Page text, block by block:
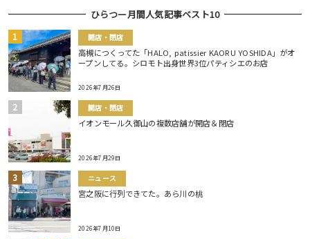
ひらつー月間人気記事ベスト10
開店・閉店
高槻につくってた「HALO, patissier KAORU YOSHIDA」がオ
ープンしてる。シロモト出身世界3位パティシエのお店
2026年7月26日
開店・閉店
イオンモール久御山の複数店舗が開店＆閉店
2026年7月29日
ニュース
宮之阪に行列できてた。あら川の桃
2026年7月10日